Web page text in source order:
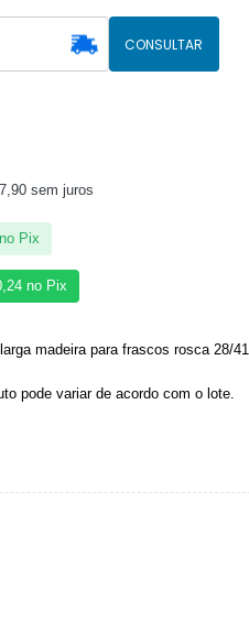
CONSULTAR
7,90 sem juros
no Pix
no Pix
madeira para frascos rosca 28/
pode variar de acordo com o lote.